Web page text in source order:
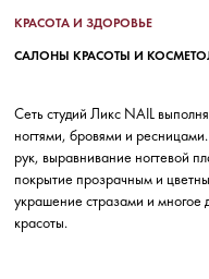
КРАСОТА И ЗДОРОВЬЕ
САЛОНЫ КРАСОТЫ И
Сеть студий Ликс NAIL
ногтями, бровями и
рук, выравнивание ногтевой
покрытие прозрачным и
украшение стразами и многое
красоты.